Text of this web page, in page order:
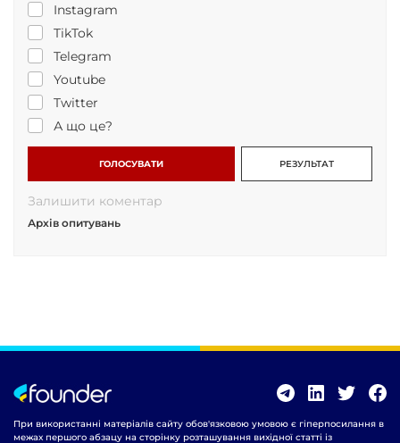
Instagram
TikTok
Telegram
Youtube
Twitter
А що це?
ГОЛОСУВАТИ РЕЗУЛЬТАТ
Залишити коментар
Архів опитувань
При використанні матеріалів сайту обов'язковою умовою є гіперпосилання в
межах першого абзацу на сторінку розташування вихідної статті із